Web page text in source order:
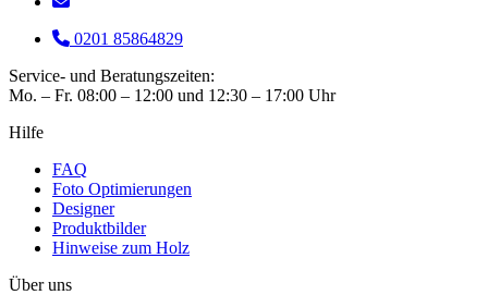
0201 85864829
Service- und Beratungszeiten:
Mo. – Fr. 08:00 – 12:00 und 12:30 – 17:00 Uhr
Hilfe
FAQ
Foto Optimierungen
Designer
Produktbilder
Hinweise zum Holz
Über uns